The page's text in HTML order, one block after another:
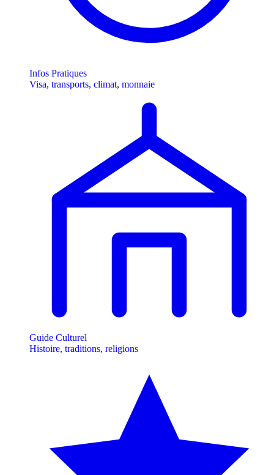
Infos Pratiques
Visa, transports, climat, monnaie
Guide Culturel
Histoire, traditions, religions